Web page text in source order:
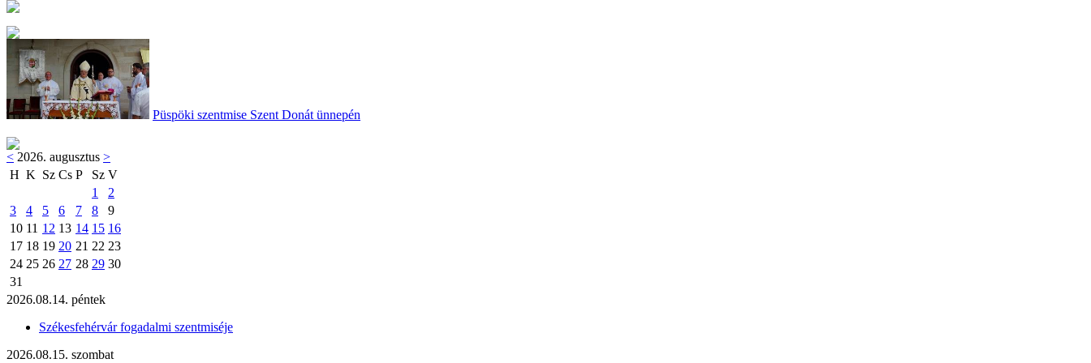
Püspöki szentmise Szent Donát ünnepén
< 2026. augusztus >
H K Sz Cs P Sz V
1
2
3
4 5 6 7 8
9
10 11 12 13 14 15 16
17 18 19 20 21 22 23
24 25 26 27 28 29 30
31
2026.08.14. péntek
Székesfehérvár fogadalmi szentmiséje
2026.08.15. szombat